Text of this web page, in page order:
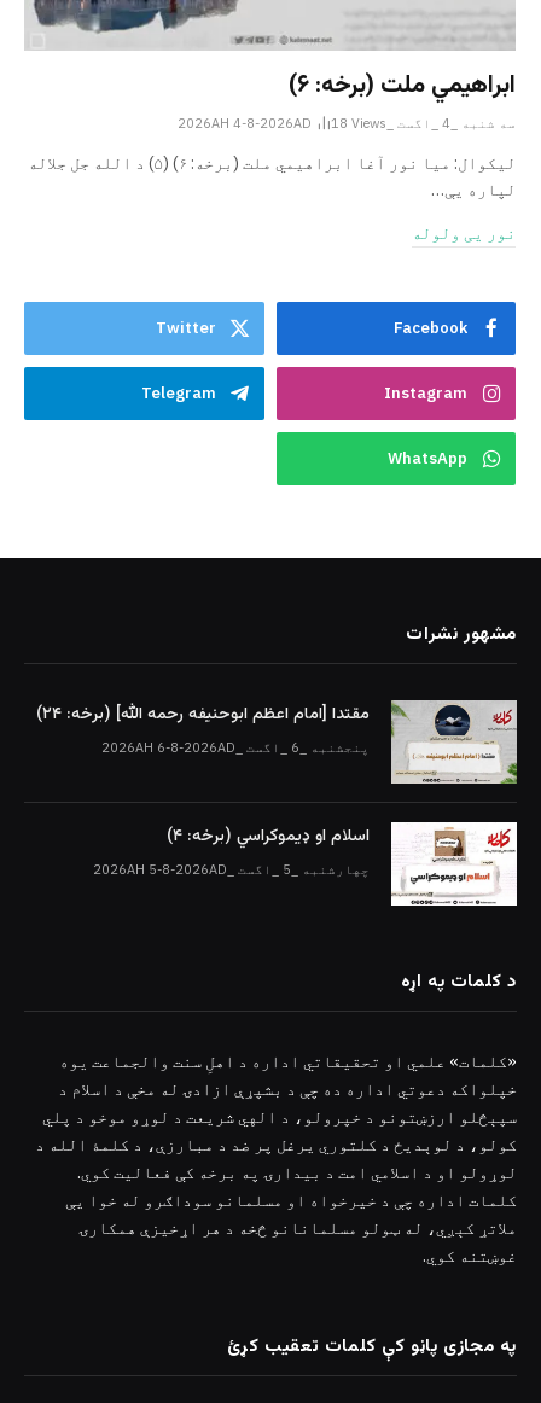
ابراهيمي ملت (برخه: ۶)
سه شنبه _4 _اگست _2026AH 4-8-2026AD 18 Views
ليکوال: میا نور آغا ابراهيمي ملت (برخه: ۶) (۵) د الله جل جلاله
لپاره یې…
نور یی ولوله
Facebook
Twitter
Instagram
Telegram
WhatsApp
مشهور نشرات
مقتدا [امام اعظم ابوحنیفه رحمه الله‎] (برخه: ۲۴)
پنجشنبه _6 _اگست _2026AH 6-8-2026AD
اسلام او ډیموکراسي (برخه: ۴)
چهارشنبه _5 _اگست _2026AH 5-8-2026AD
د کلمات په اړه
«کلمات» علمي او تحقیقاتي اداره د اهلِ سنت والجماعت یوه
خپلواکه دعوتي اداره ده چې د بشپړې ازادۍ له مخې د اسلام د
سپېڅلو ارزښتونو د خپرولو، د الهي شریعت د لوړو موخو د پلي
کولو، د لوېدیځ د کلتوري یرغل پر ضد د مبارزې، د کلمۀ الله د
لوړولو او د اسلامي امت د بیدارۍ په برخه کې فعالیت کوي.
کلمات اداره چې د خیرخواه او مسلمانو سوداګرو له خوا یې
ملاتړ کېږي، له ټولو مسلمانانو څخه د هر اړخیزې همکارۍ
غوښتنه کوي.
په مجازی پاڼو کې کلمات تعقیب کړئ